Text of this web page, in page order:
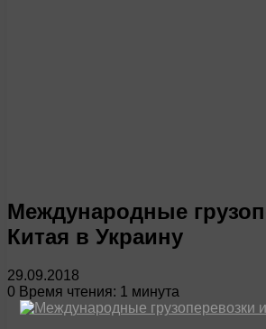
Международные
Китая в Украину
29.09.2018
0 Время чтения: 1 минута